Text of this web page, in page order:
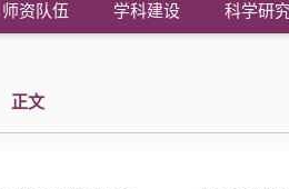
师资队伍 学科建设 科学研
正文